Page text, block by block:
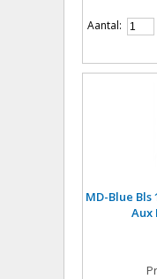
Aantal:
MD-Blue Bls
Aux